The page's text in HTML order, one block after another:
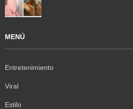
MENÚ
Entretenimiento
Viral
Estilo